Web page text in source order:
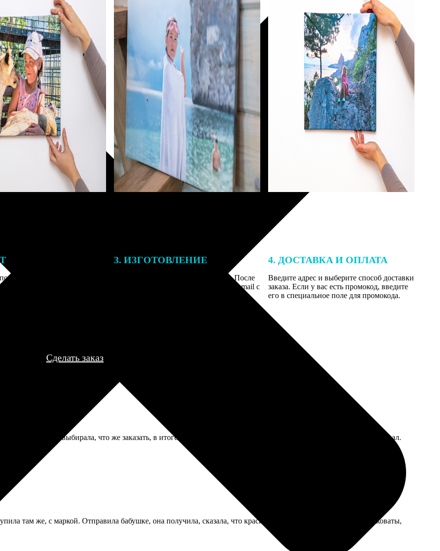
заказа к печати
могут связаться с Вами
телефону или email для
деталей.
3. ИЗГОТОВЛЕНИЕ
Оплатите заказ банковской картой. После
оплаты получите подтверждение на email с
описанием заказа. Когда отправим заказ
4. ДОСТАВКА И ОПЛАТА
Введите адрес и выберите способ доставки
заказа. Если у вас есть промокод, введите
его в специальное поле для промокода.
Сделать заказ
потом долго выбирала, что же заказать, в итоге сделала холст. Говорит, процесс приятный, а результат обрадовал.
там же, с маркой. Отправила бабушке, она получила, сказала, что красиво. Только конверты немного тонковаты,